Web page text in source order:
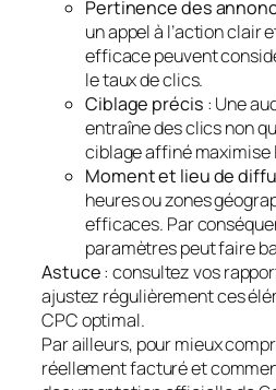
Pertinence des
un appel à l’action clair
efficace peuvent
le taux de clics.
Ciblage précis : Une
entraîne des clics non
ciblage affiné maximise
Moment et lieu de
heures ou zones
efficaces. Par
paramètres peut faire
Astuce: consultez vos
ajustez régulièrement ces
CPC optimal.
Par ailleurs, pour mieux
réellement facturé et